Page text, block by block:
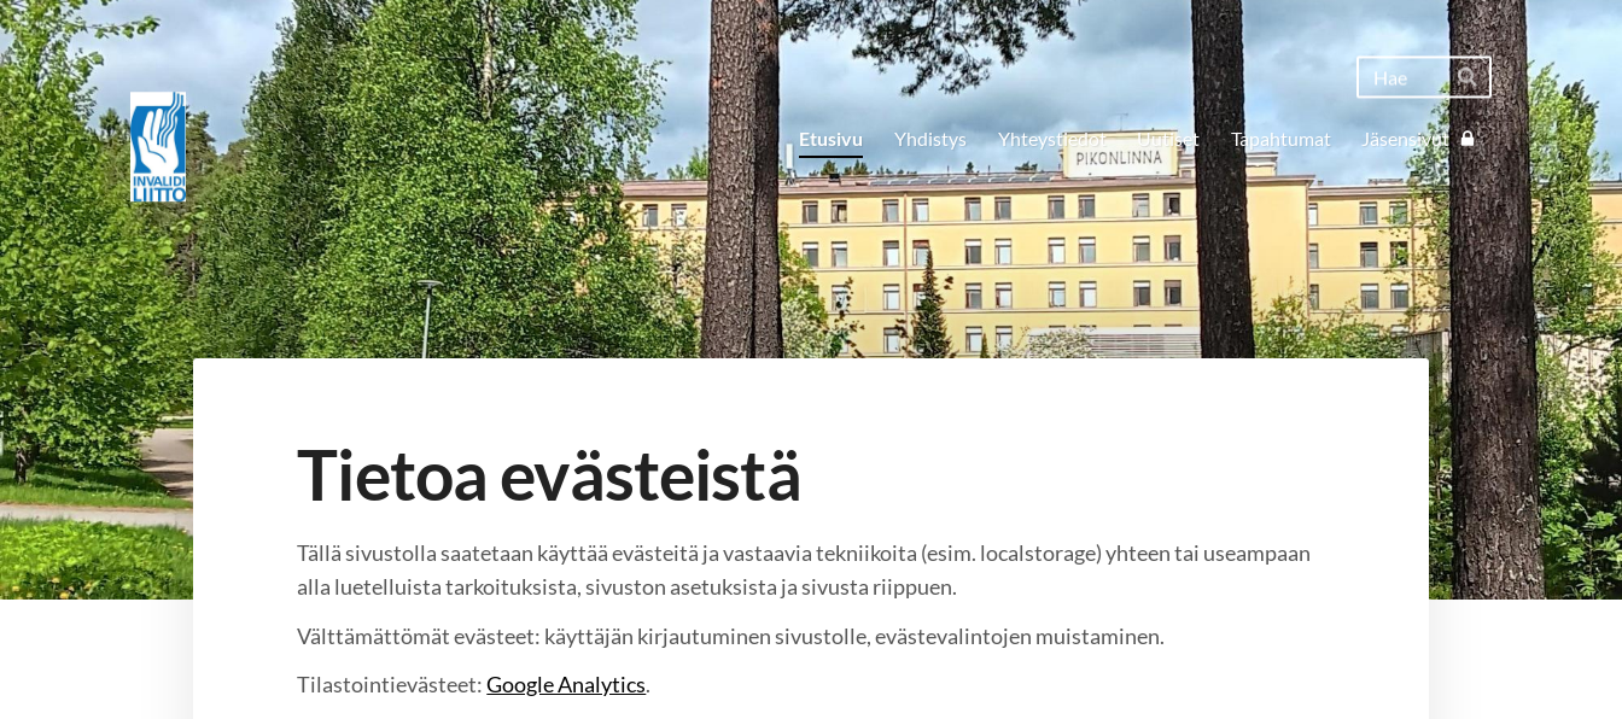
Siirry
sivun
sisältöön
Haku
Hae
Kangasalan Invalidit ry
Etusivu Yhdistys Yhteystiedot Uutiset Tapahtumat Jäsensivut
Tietoa evästeistä
Tällä sivustolla saatetaan käyttää evästeitä ja vastaavia tekniikoita (esim. localstorage) yhteen tai useampaan
alla luetelluista tarkoituksista, sivuston asetuksista ja sivusta riippuen.
Välttämättömät evästeet: käyttäjän kirjautuminen sivustolle, evästevalintojen muistaminen.
Tilastointievästeet:Google Analytics.